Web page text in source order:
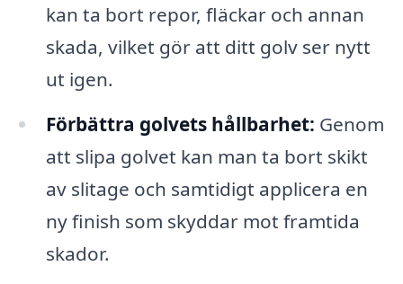
kan ta bort repor, fläckar och annan
skada, vilket gör att ditt golv ser nytt
ut igen.
Förbättra golvets hållbarhet: Genom
att slipa golvet kan man ta bort skikt
av slitage och samtidigt applicera en
ny finish som skyddar mot framtida
skador.